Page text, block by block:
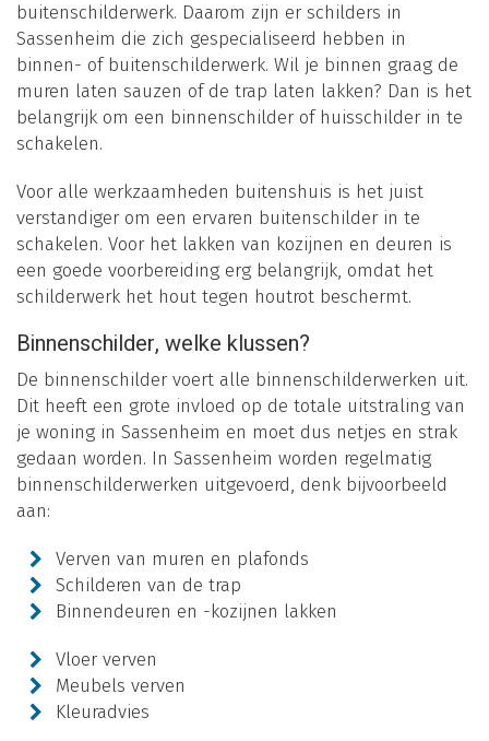
buitenschilderwerk. Daarom zijn er schilders in
Sassenheim die zich gespecialiseerd hebben in
binnen- of buitenschilderwerk. Wil je binnen graag de
muren laten sauzen of de trap laten lakken? Dan is het
belangrijk om een binnenschilder of huisschilder in te
schakelen.
Voor alle werkzaamheden buitenshuis is het juist
verstandiger om een ervaren buitenschilder in te
schakelen. Voor het lakken van kozijnen en deuren is
een goede voorbereiding erg belangrijk, omdat het
schilderwerk het hout tegen houtrot beschermt.
Binnenschilder, welke klussen?
De binnenschilder voert alle binnenschilderwerken uit.
Dit heeft een grote invloed op de totale uitstraling van
je woning in Sassenheim en moet dus netjes en strak
gedaan worden. In Sassenheim worden regelmatig
binnenschilderwerken uitgevoerd, denk bijvoorbeeld
aan:
Verven van muren en plafonds
Schilderen van de trap
Binnendeuren en -kozijnen lakken
Vloer verven
Meubels verven
Kleuradvies